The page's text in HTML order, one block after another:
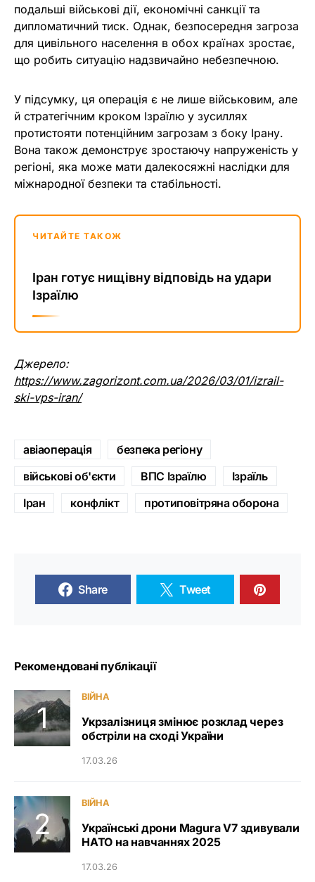
подальші військові дії, економічні санкції та
дипломатичний тиск. Однак, безпосередня загроза
для цивільного населення в обох країнах зростає,
що робить ситуацію надзвичайно небезпечною.
У підсумку, ця операція є не лише військовим, але
й стратегічним кроком Ізраїлю у зусиллях
протистояти потенційним загрозам з боку Ірану.
Вона також демонструє зростаючу напруженість у
регіоні, яка може мати далекосяжні наслідки для
міжнародної безпеки та стабільності.
ЧИТАЙТЕ ТАКОЖ
Іран готує нищівну відповідь на удари
Ізраїлю
Джерело:
https://www.zagorizont.com.ua/2026/03/01/izrail-
ski-vps-iran/
авіаоперація
безпека регіону
військові об'єкти
ВПС Ізраїлю
Ізраїль
Іран
конфлікт протиповітряна оборона
Share Tweet
Рекомендовані публікації
ВІЙНА
Укрзалізниця змінює розклад через
обстріли на сході України
17.03.26
ВІЙНА
Українські дрони Magura V7 здивували
НАТО на навчаннях 2025
17.03.26